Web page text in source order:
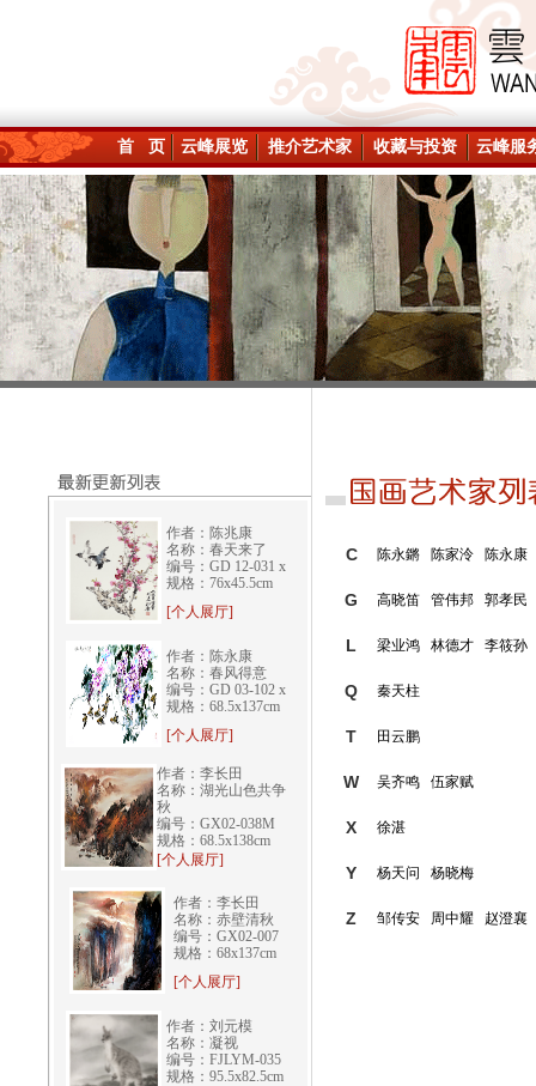
首 页 云峰展览 推介艺术家 收藏与投资 云峰服
作者：陈兆康
名称：春天来了
编号：GD 12-031 x
规格：76x45.5cm
[个人展厅]
作者：陈永康
名称：春风得意
编号：GD 03-102 x
规格：68.5x137cm
[个人展厅]
作者：李长田
名称：湖光山色共争
秋
编号：GX02-038M
规格：68.5x138cm
[个人展厅]
作者：李长田
名称：赤壁清秋
编号：GX02-007
规格：68x137cm
[个人展厅]
作者：刘元模
名称：凝视
编号：FJLYM-035
规格：95.5x82.5cm
C 陈永鏘 陈家泠 陈永康
G 高晓笛 管伟邦 郭孝民
L 梁业鸿 林德才 李筱孙
Q 秦天柱
T 田云鹏
W 吴齐鸣 伍家赋
X 徐湛
Y 杨天问 杨晓梅
Z 邹传安 周中耀 赵澄襄